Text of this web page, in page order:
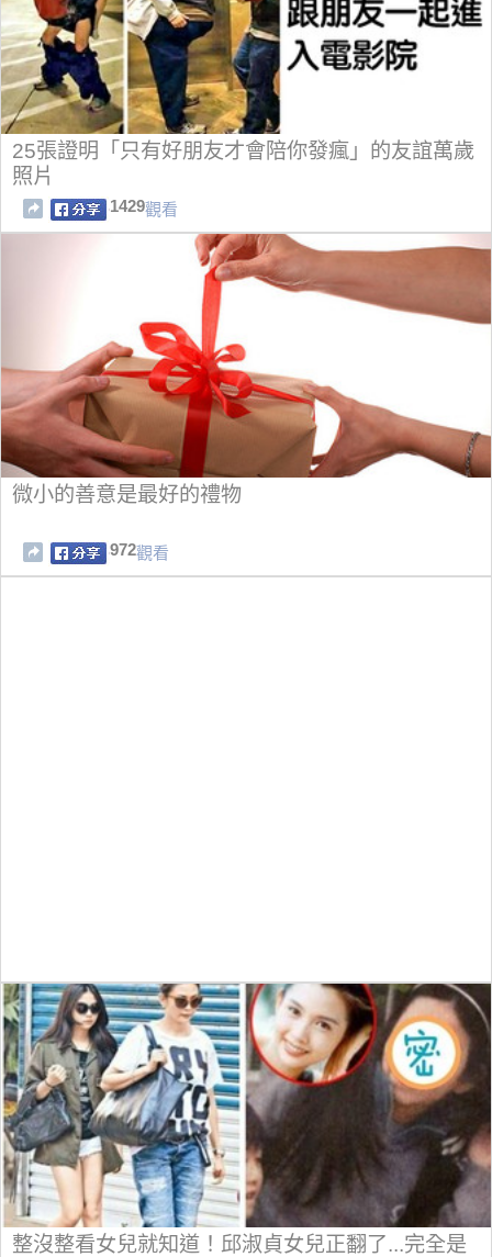
25張證明「只有好朋友才會陪你發瘋」的友誼萬歲
照片
1429觀看
微小的善意是最好的禮物
972觀看
整沒整看女兒就知道！邱淑貞女兒正翻了...完全是